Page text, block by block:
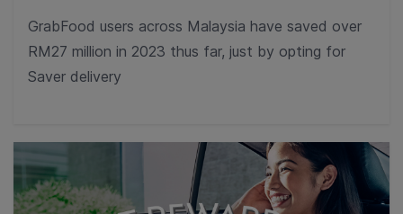
GrabFood users across Malaysia have saved over
RM27 million in 2023 thus far, just by opting for
Saver delivery